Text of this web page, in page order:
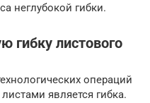
неглубокой гибки.
гибку листового
операций
является гибка.